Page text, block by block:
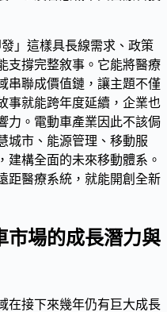
」這樣具長線需求、政策
支撐完整敘事。它能將醫療
串聯成價值鏈，讓主題不僅
事就能跨年度延續，企業也
力。電動車產業因此不該侷
城市、能源管理、移動服
建構全面的未來移動體系。
距醫療系統，就能開創全新
市場的成長潛力與
在接下來幾年仍有巨大成長